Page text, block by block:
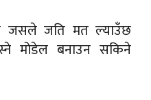
जसले जति मत ल्याउँछ
मोडेल बनाउन सकिने